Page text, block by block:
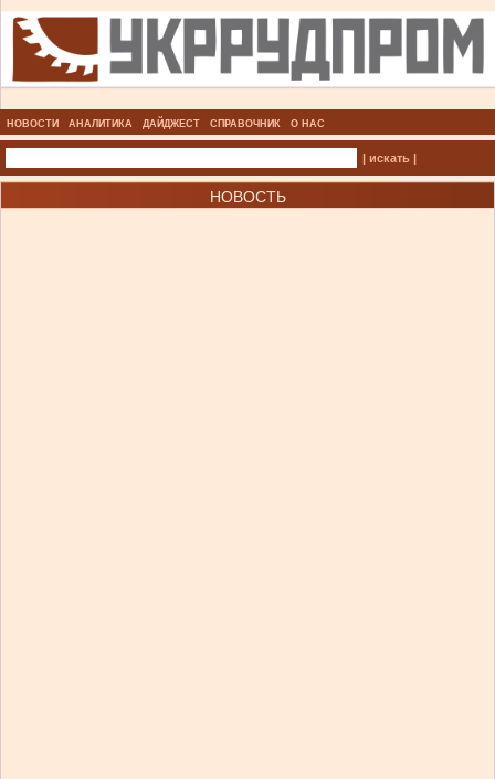
НОВОСТИ АНАЛИТИКА ДАЙДЖЕСТ СПРАВОЧНИК О НАС
| искать |
НОВОСТЬ